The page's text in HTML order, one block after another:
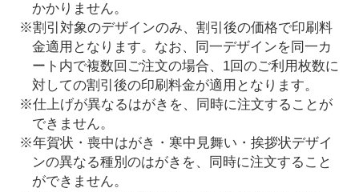
かかりません。
※割引対象のデザインのみ、割引後の価格で印刷料
金適用となります。なお、同一デザインを同一カ
ート内で複数回ご注文の場合、1回のご利用枚数に
対しての割引後の印刷料金が適用となります。
※仕上げが異なるはがきを、同時に注文することが
できません。
※年賀状・喪中はがき・寒中見舞い・挨拶状デザイ
ンの異なる種別のはがきを、同時に注文すること
ができません。